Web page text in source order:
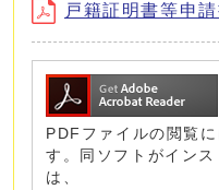
戸籍証明書等申
PDFファイルの閲覧
す。同ソフトがイン
は、